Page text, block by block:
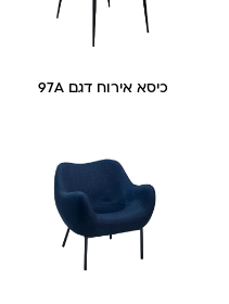
כיסא אירוח דגם 97A